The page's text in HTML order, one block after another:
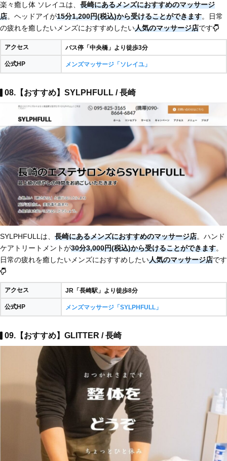
楽々癒し体 ソレイユは、 長崎にあるメンズにおすすめのマッサージ
店。ヘッドアイが15分1,200円(税込)から受けることができます。日常
の疲れを癒したいメンズにおすすめしたい人気のマッサージ店です
アクセス バス停「中央橋」より徒歩3分
公式HP メンズマッサージ「ソレイユ」
08.【おすすめ】SYLPHFULL / 長崎
SYLPHFULLは、 長崎にあるメンズにおすすめのマッサージ店。ハンド
ケアトリートメントが30分3,000円(税込)から受けることができます。
日常の疲れを癒したいメンズにおすすめしたい人気のマッサージ店です
アクセス JR「長崎駅」より徒歩8分
公式HP メンズマッサージ「SYLPHFULL」
09.【おすすめ】GLITTER / 長崎